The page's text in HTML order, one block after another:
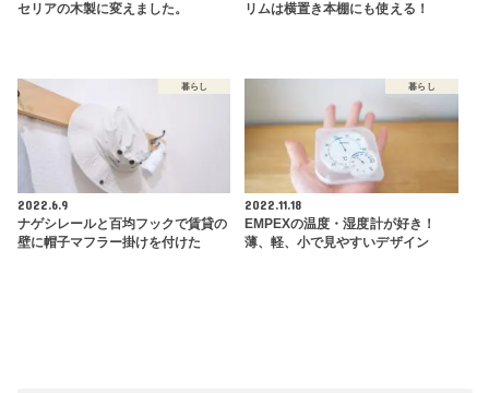
セリアの木製に変えました。
リムは横置き本棚にも使える！
暮らし
2022.6.9
ナゲシレールと百均フックで賃貸の
壁に帽子マフラー掛けを付けた
暮らし
2022.11.18
EMPEXの温度・湿度計が好き！
薄、軽、小で見やすいデザイン